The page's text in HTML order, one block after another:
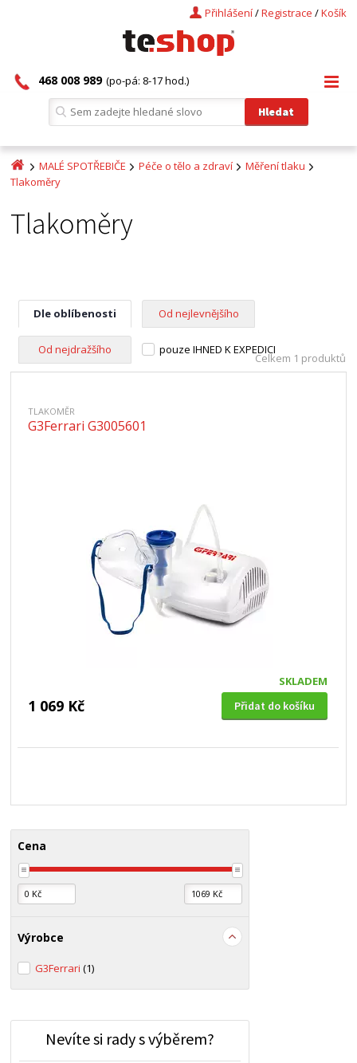
Košík
/
Registrace
/
Přihlášení
468 008 989 (po-pá: 8-17 hod.)
MALÉ SPOTŘEBIČE Péče o tělo a zdraví
Měření tlaku
Tlakoměry
Tlakoměry
Dle oblíbenosti Od nejlevnějšího
Od nejdražšího pouze IHNED K EXPEDICI
Celkem 1 produktů
TLAKOMĚR
G3Ferrari G3005601
SKLADEM
1 069 Kč Přidat do košíku
Cena
Výrobce
G3Ferrari(1)
Nevíte si rady s výběrem?